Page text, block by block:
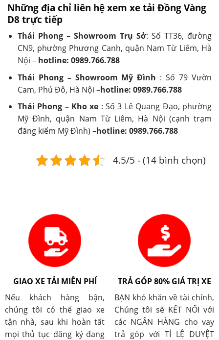
Những địa chỉ liên hệ xem xe tải Đồng Vàng
D8 trực tiếp
Thái Phong – Showroom Trụ Sở: Số TT36, đường
CN9, phường Phương Canh, quận Nam Từ Liêm, Hà
Nội – hotline: 0989.766.788
Thái Phong – Showroom Mỹ Đình : Số 79 Vườn
Cam, Phú Đô, Hà Nội –hotline: 0989.766.788
Thái Phong – Kho xe : Số 3 Lê Quang Đạo, phường
Mỹ Đình, quận Nam Từ Liêm, Hà Nội (cạnh trạm
đăng kiểm Mỹ Đình) –hotline: 0989.766.788
4.5/5 - (14 bình chọn)
GIAO XE TẢI MIỄN PHÍ
Nếu khách hàng bận,
chúng tôi có thể giao xe
tận nhà, sau khi hoàn tất
mọi thủ tục đăng ký đang
TRẢ GÓP 80% GIÁ TRỊ XE
BẠN khó khăn về tài chính,
Chúng tôi sẽ KẾT NỐI với
các NGÂN HÀNG cho vay
trả góp với TỈ LỆ DUYỆT